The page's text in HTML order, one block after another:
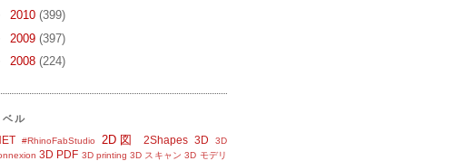
2010 (399)
2009 (397)
2008 (224)
ベル
#RhinoFabStudio 2D図 2Shapes 3D
3D
3D PDF 3D printing 3D スキャン 3D モデリ